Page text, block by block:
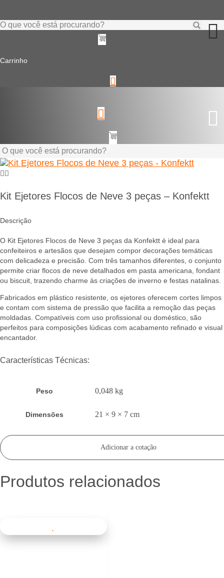
o
Pesquisar
Carrinho
Pesquisar
...
Kit Ejetores Flocos de Neve 3 peças – Konfektt
Descrição
O Kit Ejetores Flocos de Neve 3 peças da Konfektt é ideal para
confeiteiros e artesãos que desejam compor decorações temáticas
com delicadeza e precisão. Com três tamanhos diferentes, o conjunto
permite criar flocos de neve detalhados em pasta americana, fondant
ou biscuit, trazendo charme às criações de inverno e festas natalinas.
Fabricados em plástico resistente, os ejetores oferecem cortes limpos
e contam com sistema de pressão que facilita a remoção das peças
moldadas. Compatíveis com uso profissional ou doméstico, são
perfeitos para composições lúdicas com acabamento refinado e visual
encantador.
Características Técnicas:
Peso 0,048 kg
Dimensões 21 × 9 × 7 cm
Adicionar a cotação
Produtos relacionados